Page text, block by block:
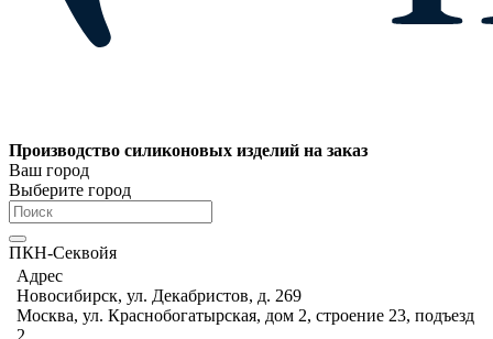
Производство силиконовых изделий на заказ
Ваш город
Выберите город
ПКН-Секвойя
Адрес
Новосибирск, ул. Декабристов, д. 269
Москва, ул. Краснобогатырская, дом 2, строение 23, подъезд
2